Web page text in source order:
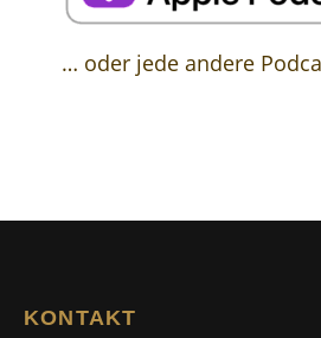
… oder jede andere
KONTAKT